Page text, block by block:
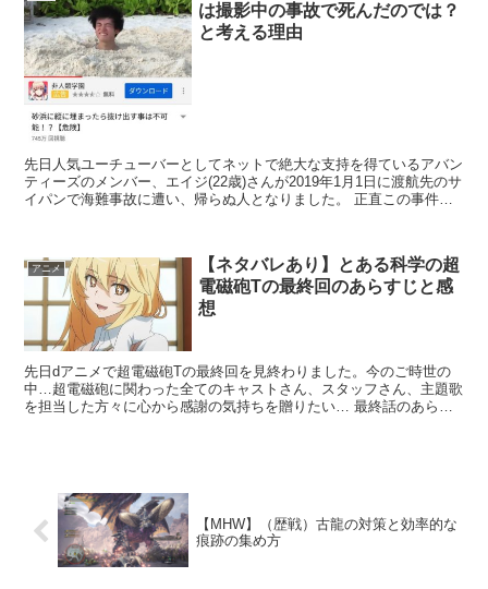
は撮影中の事故で死んだのでは？
と考える理由
先日人気ユーチューバーとしてネットで絶大な支持を得ているアバン
ティーズのメンバー、エイジ(22歳)さんが2019年1月1日に渡航先のサ
イパンで海難事故に遭い、帰らぬ人となりました。 正直この事件ま
アニメ
【ネタバレあり】とある科学の超
電磁砲Tの最終回のあらすじと感
想
先日dアニメで超電磁砲Tの最終回を見終わりました。今のご時世の
中…超電磁砲に関わった全てのキャストさん、スタッフさん、主題歌
を担当した方々に心から感謝の気持ちを贈りたい… 最終話のあらす
【MHW】（歴戦）古龍の対策と効率的な
痕跡の集め方